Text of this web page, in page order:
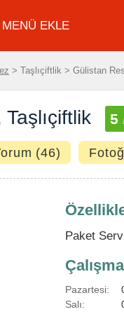
MENÜ EKLE
> Taşlıçiftlik > Gülistan
5
(46)
Paket
Pazartesi:
Salı: